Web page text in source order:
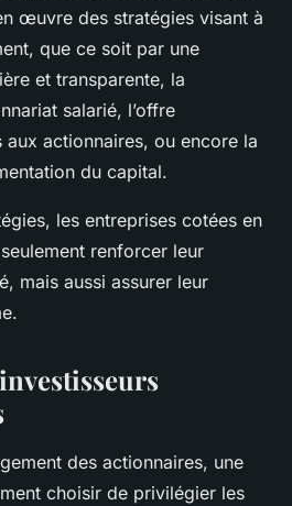
œuvre des stratégies visant à
que ce soit par une
et transparente, la
salarié, l’offre
aux actionnaires, ou encore la
du capital.
les entreprises cotées en
renforcer leur
mais aussi assurer leur
des actionnaires, une
choisir de privilégier les